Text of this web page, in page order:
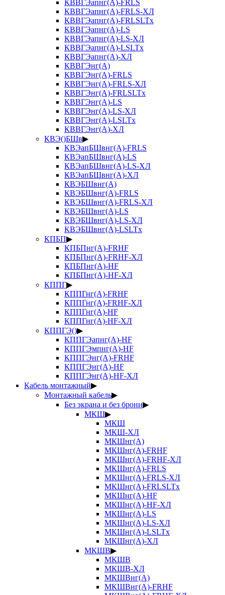
КВВГЭапнг(А)-FRLS
КВВГЭапнг(А)-FRLS-ХЛ
КВВГЭапнг(А)-FRLSLTx
КВВГЭапнг(А)-LS
КВВГЭапнг(А)-LS-ХЛ
КВВГЭапнг(А)-LSLTx
КВВГЭапнг(А)-ХЛ
КВВГЭнг(А)
КВВГЭнг(А)-FRLS
КВВГЭнг(А)-FRLS-ХЛ
КВВГЭнг(А)-FRLSLTx
КВВГЭнг(А)-LS
КВВГЭнг(А)-LS-ХЛ
КВВГЭнг(А)-LSLTx
КВВГЭнг(А)-ХЛ
КВЭ()БШв▶
КВЭапБШвнг(А)-FRLS
КВЭапБШвнг(А)-LS
КВЭапБШвнг(А)-LS-ХЛ
КВЭапБШвнг(А)-ХЛ
КВЭБШвнг(А)
КВЭБШвнг(А)-FRLS
КВЭБШвнг(А)-FRLS-ХЛ
КВЭБШвнг(А)-LS
КВЭБШвнг(А)-LS-ХЛ
КВЭБШвнг(А)-LSLTx
КПБП▶
КПБПнг(А)-FRHF
КПБПнг(А)-FRHF-ХЛ
КПБПнг(А)-HF
КПБПнг(А)-HF-ХЛ
КППГ▶
КППГнг(А)-FRHF
КППГнг(А)-FRHF-ХЛ
КППГнг(А)-HF
КППГнг(А)-HF-ХЛ
КППГЭ()▶
КППГЭапнг(А)-HF
КППГЭмпнг(А)-HF
КППГЭнг(А)-FRHF
КППГЭнг(А)-HF
КППГЭнг(А)-HF-ХЛ
Кабель монтажный▶
Монтажный кабель▶
Без экрана и без брони▶
МКШ▶
МКШ
МКШ-ХЛ
МКШнг(А)
МКШнг(А)-FRHF
МКШнг(А)-FRHF-ХЛ
МКШнг(А)-FRLS
МКШнг(А)-FRLS-ХЛ
МКШнг(А)-FRLSLTx
МКШнг(А)-HF
МКШнг(А)-HF-ХЛ
МКШнг(А)-LS
МКШнг(А)-LS-ХЛ
МКШнг(А)-LSLTx
МКШнг(А)-ХЛ
МКШВ▶
МКШВ
МКШВ-ХЛ
МКШВнг(А)
МКШВнг(А)-FRHF